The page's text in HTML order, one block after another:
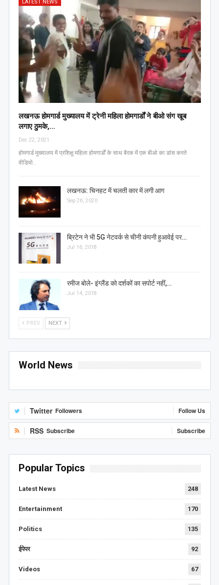
LATEST NEWS
लखनऊ होमगार्ड मुख्यालय में ट्रेनी महिला होमगार्डों ने बीओ संग खूब
लगाए ठुमके,…
Dec 22, 2021
होमगार्ड मुख्यालय में प्रशिक्षु महिला होमगार्डों के साथ बैरक में एक बीओ का डांस करते
वीडियो…
लखनऊ: चिनहट में चलती कार में लगी आग
Sep 26, 2020
ब्रिटेन ने भी 5G नेटवर्क से चीनी कंपनी हुआवेई पर…
Jul 16, 2018
रमीज बोले- इंग्लैंड को दर्शकों का सपोर्ट नहीं,…
Jul 14, 2018
PREV NEXT
World News
Twitter Followers Follow Us
RSS Subscribe Subscribe
Popular Topics
Latest News 248
Entertainment 170
Politics 135
ईपेपर 92
Videos 67